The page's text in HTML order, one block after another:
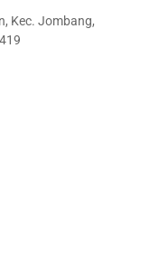
Kec. Jombang,